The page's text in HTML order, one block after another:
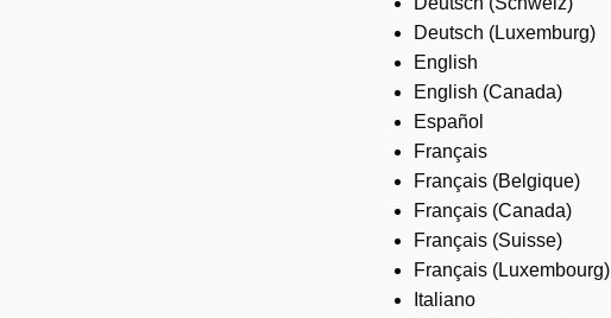
Deutsch (Luxemburg)
English
English (Canada)
Español
Français
Français (Belgique)
Français (Canada)
Français (Suisse)
Français (Luxembourg)
Italiano